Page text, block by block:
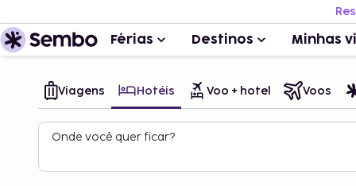
Férias Destinos Minhas
Viagens Hotéis Voo + hotel Voos
Onde você quer ficar?